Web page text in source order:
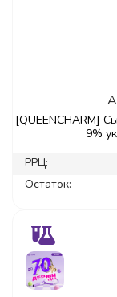
[QUEENCHARM]
9%
РРЦ:
Остаток: